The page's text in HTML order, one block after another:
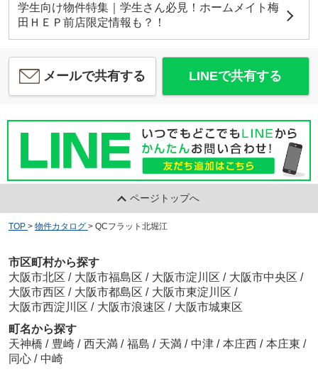
学生向け物件特集｜学生さん必見！ホームメイト梅
田ＨＥＰ前店限定情報も？！
メールで共有する LINEで共有する
ページトップへ
TOP > 物件カタログ > QCフラット北堀江
市区町村から探す
大阪市北区 / 大阪市福島区 / 大阪市淀川区 / 大阪市中央区 /
大阪市西区 / 大阪市都島区 / 大阪市東淀川区 /
大阪市西淀川区 / 大阪市浪速区 / 大阪市城東区
町名から探す
天神橋 / 豊崎 / 西天満 / 福島 / 天満 / 中津 / 本庄西 / 本庄東 /
同心 / 中崎